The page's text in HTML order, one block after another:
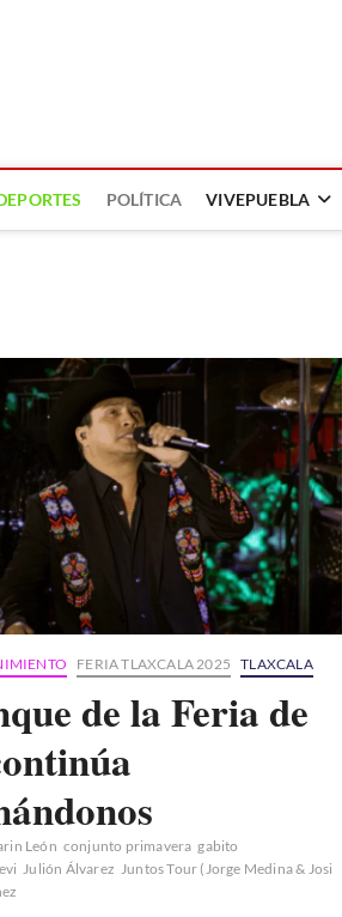
POLÍTICA VIVEPUEBLA
FERIA TLAXCALA 2025 TLAXCALA
de la Feria de
León conjunto primavera gabito
Julión Álvarez Juntos Tour (Jorge Medina & Josi